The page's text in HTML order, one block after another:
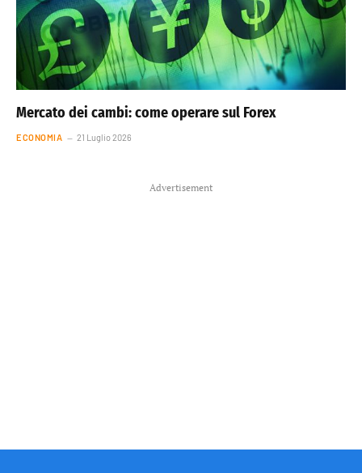
Mercato dei cambi: come operare sul Forex
ECONOMIA 21 Luglio 2026
Advertisement